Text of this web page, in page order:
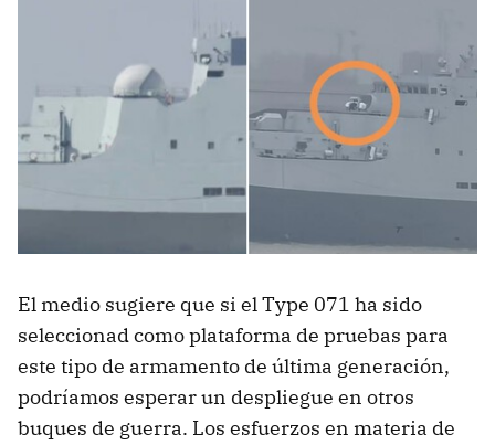
El medio sugiere que si el Type 071 ha sido
seleccionad como plataforma de pruebas para
este tipo de armamento de última generación,
podríamos esperar un despliegue en otros
buques de guerra. Los esfuerzos en materia de